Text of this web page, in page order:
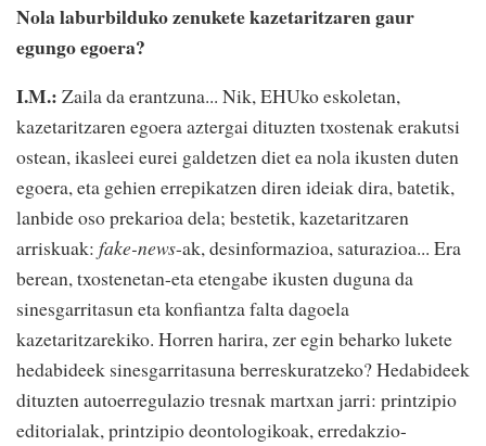
Nola laburbilduko zenukete kazetaritzaren gaur
egungo egoera?
I.M.: Zaila da erantzuna... Nik, EHUko eskoletan,
kazetaritzaren egoera aztergai dituzten txostenak erakutsi
ostean, ikasleei eurei galdetzen diet ea nola ikusten duten
egoera, eta gehien errepikatzen diren ideiak dira, batetik,
lanbide oso prekarioa dela; bestetik, kazetaritzaren
arriskuak: fake-news-ak, desinformazioa, saturazioa... Era
berean, txostenetan-eta etengabe ikusten duguna da
sinesgarritasun eta konfiantza falta dagoela
kazetaritzarekiko. Horren harira, zer egin beharko lukete
hedabideek sinesgarritasuna berreskuratzeko? Hedabideek
dituzten autoerregulazio tresnak martxan jarri: printzipio
editorialak, printzipio deontologikoak, erredakzio-